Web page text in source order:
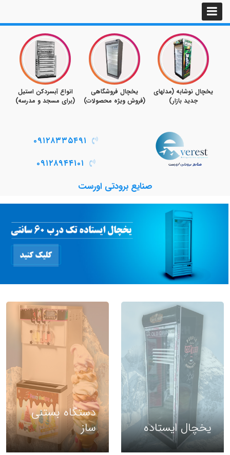
انواع آبسردکن استیل
(برای مسجد و مدرسه)
یخچال فروشگاهی
(فروش ویژه محصولات)
یخچال نوشابه (مدلهای
جدید بازار)
صنایع برودتی اورست
۰۹۱۲۸۳۳۵۴۹۱
۰۹۱۲۸۹۴۴۱۰۱
یخچال ایستاده
دستگاه بستنی
ساز